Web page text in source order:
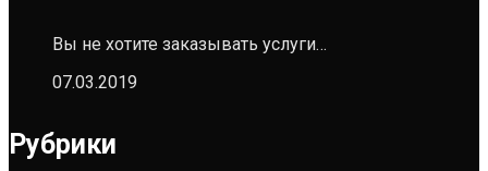
Вы не хотите заказывать услуги…
07.03.2019
Рубрики